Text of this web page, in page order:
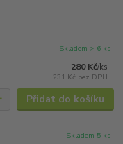
280 Kč/ks
231 Kč bez DPH
Skladem > 6 ks
Přidat do košíku
Skladem 5 ks